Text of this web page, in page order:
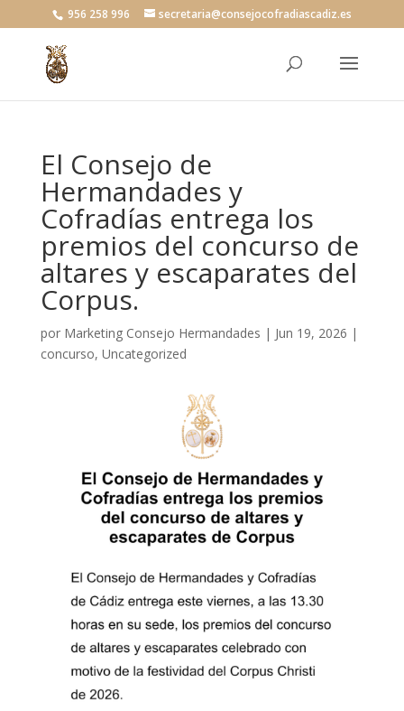
956 258 996 secretaria@consejocofradiascadiz.es
El Consejo de
Hermandades y
Cofradías entrega los
premios del concurso de
altares y escaparates del
Corpus.
por Marketing Consejo Hermandades | Jun 19, 2026 |
concurso, Uncategorized